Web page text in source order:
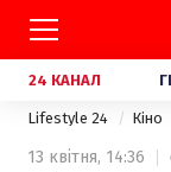
24 КАНАЛ
Lifestyle 24 Кіно
13 квітня, 14:36